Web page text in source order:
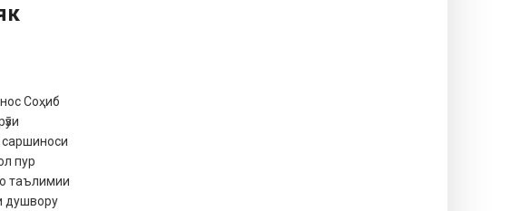
Соҳиб
пур
таълимии
душвору